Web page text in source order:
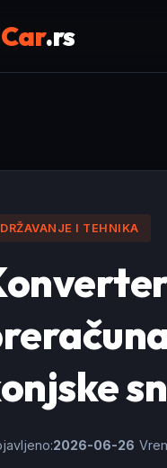
Car.rs
I TEHNIKA
2026-06-26